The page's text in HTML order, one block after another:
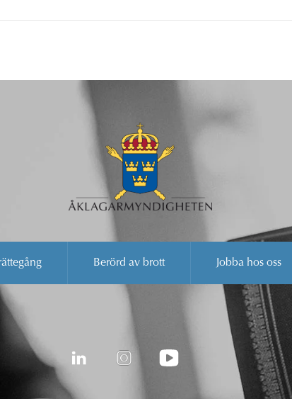
Berörd av brott Jobba hos oss